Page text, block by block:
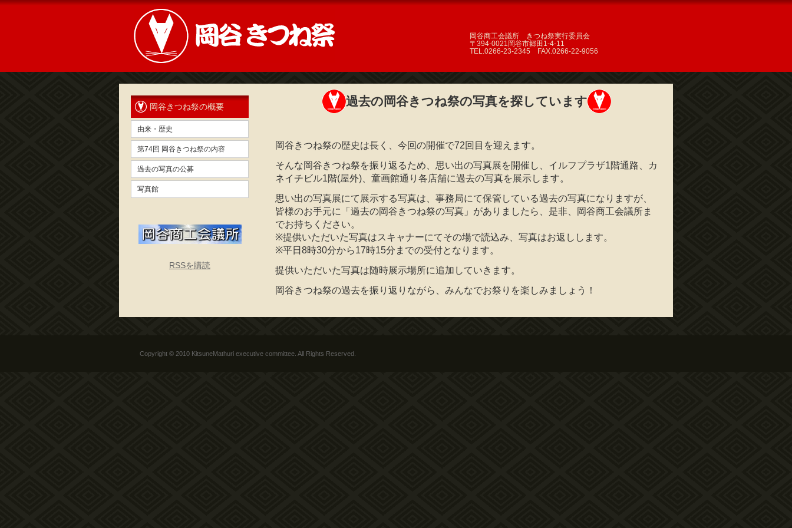
岡谷商工会議所 きつね祭実行委員会
〒394-0021岡谷市郷田1-4-11
TEL.0266-23-2345 FAX.0266-22-9056
過去の岡谷きつね祭の写真を探しています
岡谷きつね祭の歴史は長く、今回の開催で72回目を迎えます。
そんな岡谷きつね祭を振り返るため、思い出の写真展を開催し、イルフプラザ1階通路、カ
ネイチビル1階(屋外)、童画館通り各店舗に過去の写真を展示します。
思い出の写真展にて展示する写真は、事務局にて保管している過去の写真になりますが、
皆様のお手元に「過去の岡谷きつね祭の写真」がありましたら、是非、岡谷商工会議所ま
でお持ちください。
※提供いただいた写真はスキャナーにてその場で読込み、写真はお返しします。
※平日8時30分から17時15分までの受付となります。
提供いただいた写真は随時展示場所に追加していきます。
岡谷きつね祭の過去を振り返りながら、みんなでお祭りを楽しみましょう！
岡谷きつね祭の概要
由来・歴史
第74回 岡谷きつね祭の内容
過去の写真の公募
写真館
RSSを購読
Copyright © 2010 KitsuneMathuri executive committee. All Rights Reserved.